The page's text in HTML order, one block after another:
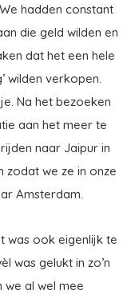
hadden constant
die geld wilden en
dat het een hele
wilden verkopen.
Na het bezoeken
aan het meer te
naar Jaipur in
zodat we ze in onze
Amsterdam.
was ook eigenlijk te
was gelukt in zo’n
we al wel mee